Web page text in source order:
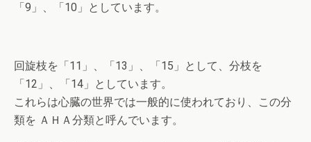
「9」、「10」としています。
回旋枝を「11」、「13」、「15」として、分枝を
「12」、「14」としています。
これらは心臓の世界では一般的に使われており、この分
類を ＡＨＡ分類と呼んでいます。